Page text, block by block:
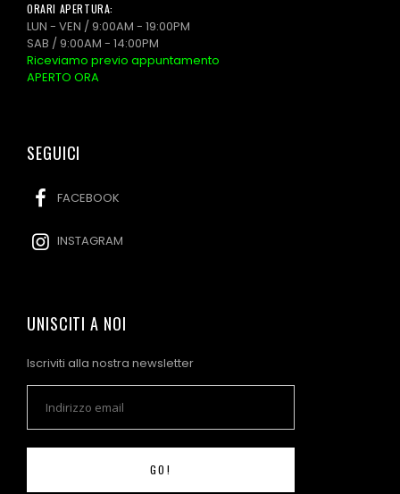
ORARI APERTURA:
LUN - VEN / 9:00AM - 19:00PM
SAB / 9:00AM - 14:00PM
Riceviamo previo appuntamento
APERTO ORA
SEGUICI
FACEBOOK
INSTAGRAM
UNISCITI A NOI
Iscriviti alla nostra newsletter
GO!